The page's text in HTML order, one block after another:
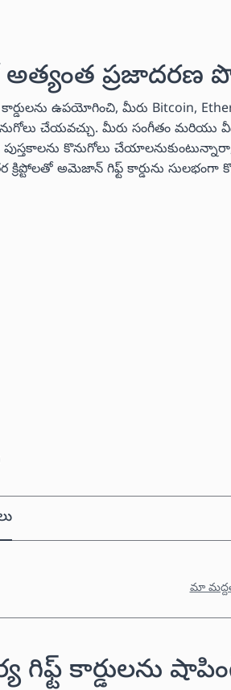
ప్రజాదరణ
ఉపయోగించి, మీరు Bitcoin,
కొనుగోలు చేయవచ్చు. మీరు సంగీతం
పుస్తకాలను కొనుగోలు
అమెజాన్ గిఫ్ట్ కార్డును సులభంగా
మా
గిఫ్ట్ కార్డులను